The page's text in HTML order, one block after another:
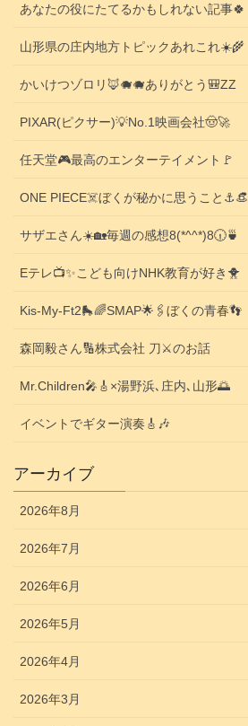
あなたの役にたてるかもしれない記事🍀
山形県の庄内地方トピックあれこれ☀️🌾
かいけつゾロリ🦊🐗🐗ありがとう🎒ZZ
PIXAR(ピクサー)💡No.1映画会社🤠🚀
任天堂🎮️最高のエンターテイメント🚩
ONE PIECE☠️ぼくが秘かに思うこと⚓️👒
サザエさん☀️🏡毎週の感想8(*^^*)8🕡️🍵
Eテレ📺️✨こども向けNHK教育が好き🐥
Kis-My-Ft2🛼🌈SMAP🌟🖇️ぼくの青春👣
森岡毅さん🔢株式会社 刀⚔️のお話
Mr.Children🎤🎸×湯野浜､庄内､山形🌅
イベントでギター演奏🎸🎶
アーカイブ
2026年8月
2026年7月
2026年6月
2026年5月
2026年4月
2026年3月